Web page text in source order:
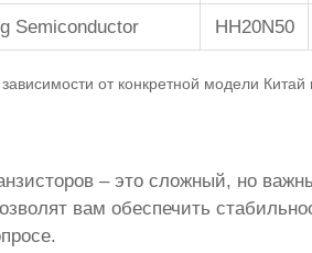
Semiconductor HH20N50
от конкретной модели Китай
– это сложный, но
вам обеспечить